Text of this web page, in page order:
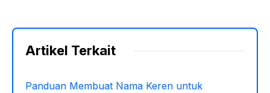
Artikel Terkait
Panduan Membuat Nama Keren untuk